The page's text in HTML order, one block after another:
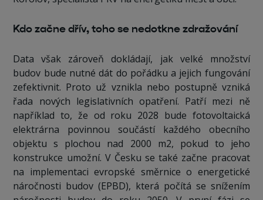
Kdo začne dřív, toho se nedotkne zdražování
Data však zároveň dokládají, jak velké množství
budov bude nutné dát do pořádku a jejich fungování
zefektivnit. Proto už vznikla nebo postupně vzniká
řada nových legislativních opatření. Patří mezi ně
například to, že od roku 2028 bude fotovoltaická
elektrárna povinnou součástí každého obecního
objektu s plochou nad 2000 m2, pokud to jeho
konstrukce umožní. V Česku se také začne pracovat
na implementaci evropské směrnice o energetické
náročnosti budov (EPBD), která počítá se snížením